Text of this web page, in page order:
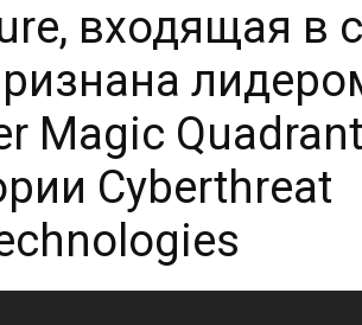
входящая в
Magic
Cyberthreat